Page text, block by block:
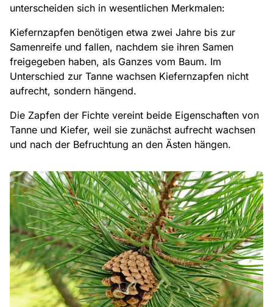
unterscheiden sich in wesentlichen Merkmalen:
Kiefernzapfen benötigen etwa zwei Jahre bis zur
Samenreife und fallen, nachdem sie ihren Samen
freigegeben haben, als Ganzes vom Baum. Im
Unterschied zur Tanne wachsen Kiefernzapfen nicht
aufrecht, sondern hängend.
Die Zapfen der Fichte vereint beide Eigenschaften von
Tanne und Kiefer, weil sie zunächst aufrecht wachsen
und nach der Befruchtung an den Ästen hängen.